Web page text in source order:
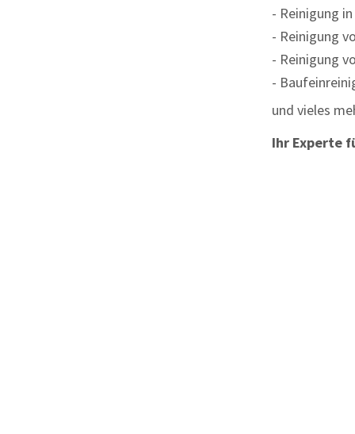
Reinigung
Reinigung
Reinigung
und vieles
Ihr Experte